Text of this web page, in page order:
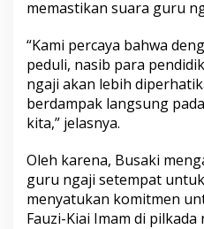
memastikan suara guru
“Kami percaya bahwa
peduli, nasib para
ngaji akan lebih
berdampak langsung
kita,” jelasnya.
Oleh karena, Busaki
guru ngaji setempat
menyatukan komitmen
Fauzi-Kiai Imam di pilkada